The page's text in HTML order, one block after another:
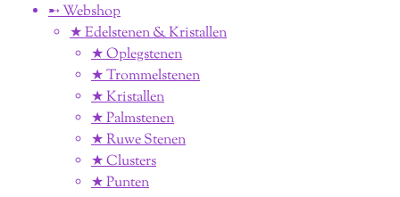
➸ Webshop
★ Edelstenen & Kristallen
★ Oplegstenen
★ Trommelstenen
★ Kristallen
★ Palmstenen
★ Ruwe Stenen
★ Clusters
★ Punten